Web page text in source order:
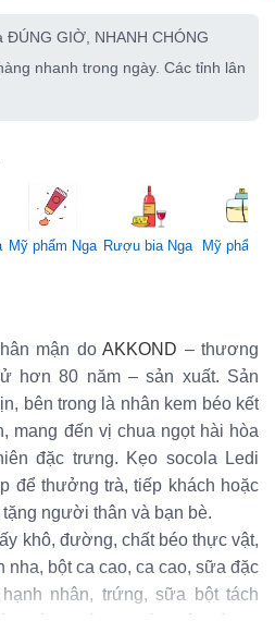
GIỜ, NHANH CHÓNG
nhanh trong ngày. Các tỉnh lân
Mỹ phẩm Nga Rượu bia Nga Mỹ phẩm
mận doAKKOND – thương
hơn 80 năm – sản xuất. Sản
bên trong là nhân kem béo kết
mang đến vị chua ngọt hài hòa
đặc trưng. Kẹo socola Ledi
để thưởng trà, tiếp khách hoặc
người thân và bạn bè.
khô, đường, chất béo thực vật,
nha, bột ca cao, ca cao, sữa đặc
nhân, trứng, sữa bột tách